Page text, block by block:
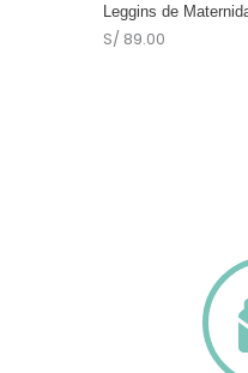
Leggins de
S/ 89.00